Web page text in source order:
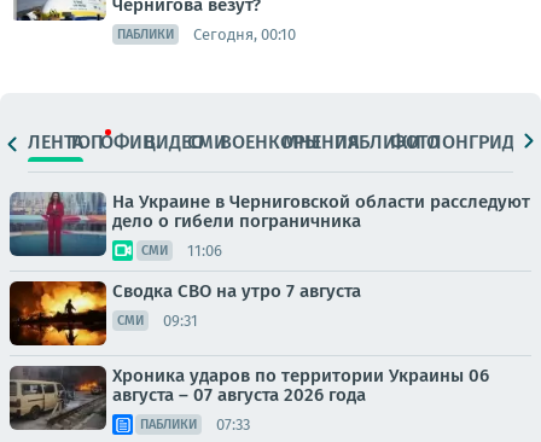
Чернигова везут?
ПАБЛИКИ Сегодня, 00:10
ЛЕНТАТОПОФИЦ.ВИДЕОСМИВОЕНКОРЫМНЕНИЯПАБЛИКИ
ФОТОЛОНГРИДЫ
На Украине в Черниговской области расследуют
дело о гибели пограничника
СМИ 11:06
Сводка СВО на утро 7 августа
СМИ 09:31
Хроника ударов по территории Украины 06
августа – 07 августа 2026 года
ПАБЛИКИ 07:33